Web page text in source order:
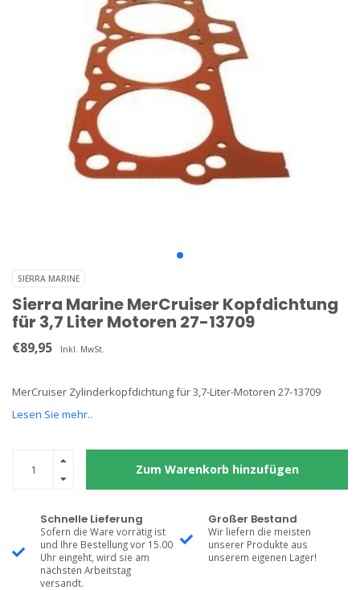
SIERRA MARINE
Sierra Marine MerCruiser Kopfdichtung
für 3,7 Liter Motoren 27-13709
€89,95 Inkl. MwSt.
MerCruiser Zylinderkopfdichtung für 3,7-Liter-Motoren 27-13709
Lesen Sie mehr..
Zum Warenkorb hinzufügen
Schnelle Lieferung
Sofern die Ware vorrätig ist
und Ihre Bestellung vor 15.00
Uhr eingeht, wird sie am
nächsten Arbeitstag
versandt.
Großer Bestand
Wir liefern die meisten
unserer Produkte aus
unserem eigenen Lager!